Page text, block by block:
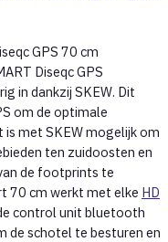
GPS 70 cm
Diseqc GPS
in dankzij SKEW. Dit
om de optimale
is met SKEW mogelijk om
ten zuidoosten en
de footprints te
70 cm werkt met elke HD
control unit bluetooth
de schotel te besturen en